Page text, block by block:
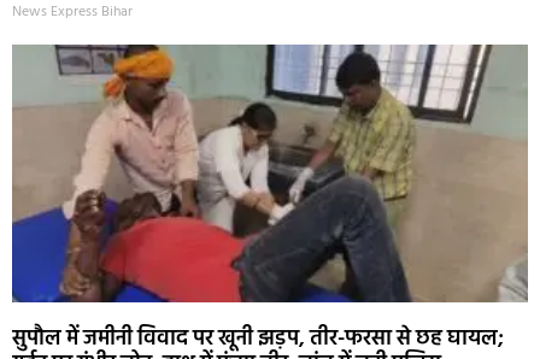
News Express Bihar
सुपौल में जमीनी विवाद पर खूनी झड़प, तीर-फरसा से छह घायल;